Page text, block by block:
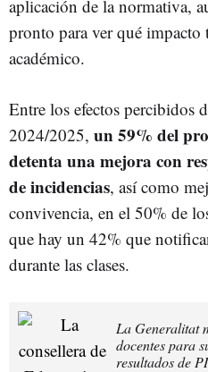
aplicación de la normativa,
pronto para ver qué
académico.
Entre los efectos percibidos
2024/2025, un 59% del
detenta una mejora con
de incidencias, así como
convivencia, en el 50% de
que hay un 42% que
durante las clases.
La Generalitat
docentes para
resultados de